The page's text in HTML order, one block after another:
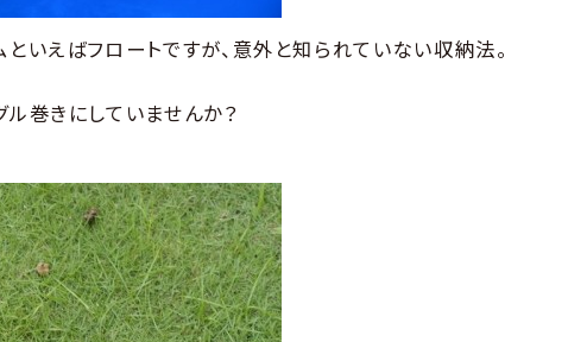
いえばフロートですが、意外と知られていない収納法。
巻きにしていませんか？